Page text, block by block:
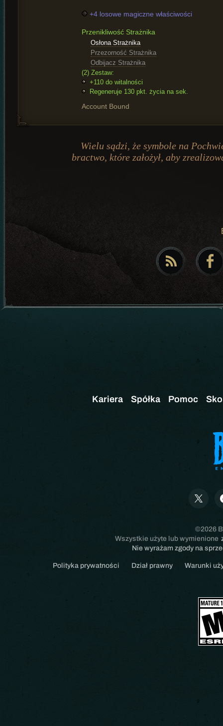
+4 losowe magiczne właściwości
Przenikliwość Strażnika
Osłona Strażnika
Przezorność Strażnika
Odbijacz Strażnika
(2) Zestaw:
+110 do witalności
Regeneruje 130 pkt. życia na sek.
Account Bound
Wielu sądzi, że symbole na
bractwo, które założył, aby